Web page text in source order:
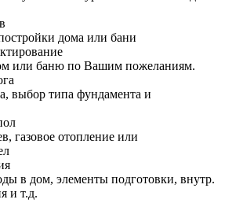
дома или бани
или баню по Вашим пожеланиям.
выбор типа фундамента и
газовое отопление или
в дом, элементы подготовки, внутр.
и т.д.